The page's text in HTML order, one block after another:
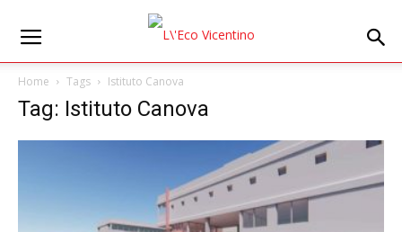
Home Tags Istituto Canova
Tag: Istituto Canova